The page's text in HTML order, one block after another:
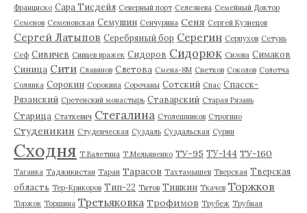
Франциско Сара Тисдейл Северный порт Селезнева Семейный Доктор
Семенов Семеновская Семушин Сенчурина Сеня Сергей Кузнецов
Сергей Латыпов Серебряный бор Серегин Серпухов Сетунь
Сеф Сивичев Сивцев вражек Сидоров Сидорюк Сизова Симаков
Синица Сити Славянов Слетова Смена-8М Снетков Соколов Солотча
Солянка Сорокин Сорокина Сорочаны Сотский Спас Спасск-
Рязанский Сретенский монастырь Ставарский Старая Рязань
Старица Статкевич Стегалина Столешников Строгино
Студеникин Студенческая Суздаль Суздальская Сурин
Сходня Т.Валетина Т.Мельяненко ТУ-95 ТУ-144 ТУ-160
Таганка Таджикистан Таран Тарасов Тахтамышев Тверская Тверская
область Тер-Крикоров Тип-22 Титов Тишкин Ткачев Торжков
Торжок Торшина Третьяковка Трофимов Трубеж Трубная